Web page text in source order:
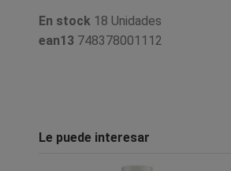
En stock 18 Unidades
ean13 748378001112
Le puede interesar